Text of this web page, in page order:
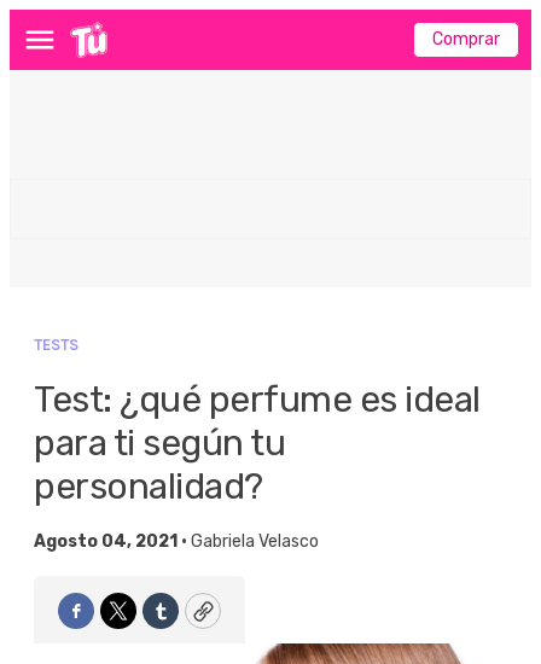
Menú Comprar
TESTS
Test: ¿qué perfume es ideal
para ti según tu
personalidad?
Agosto 04, 2021 • Gabriela Velasco
Facebook
TwitterTumblrCopy